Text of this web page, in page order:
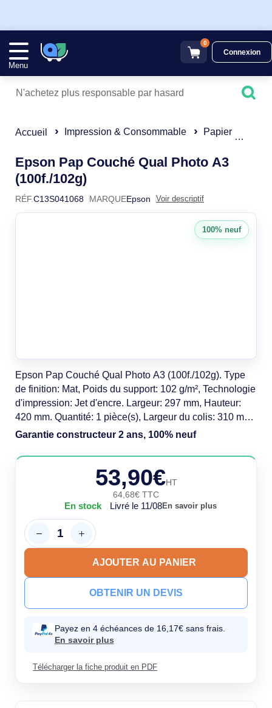
Menu
0
Connexion
Accueil Impression & Consommable Papier
Epson Pap Couché Qual Photo A3
(100f./102g)C13S041068
RÉF.C13S041068 MARQUEEpson Voir descriptif
Epson Pap Couché Qual Photo A3 (100f./102g). Type
de finition: Mat, Poids du support: 102 g/m², Technologie
d'impression: Jet d'encre. Largeur: 297 mm, Hauteur:
420 mm. Quantité: 1 pièce(s), Largeur du colis: 310 mm,
Profondeur du colis: 433 mm. Largeur de la palette
Hauteur de la palette (RU): 148 cm. Pays d'origine:
Garantie constructeur 2 ans, 100% neuf
53,90€HT
64,68€ TTC
En stock Livré le 11/08En savoir plus
AJOUTER AU PANIER
OBTENIR UN DEVIS
Payez en 4 échéances de 16,17€ sans frais.
En savoir plus
Télécharger la fiche produit en PDF
100% neuf